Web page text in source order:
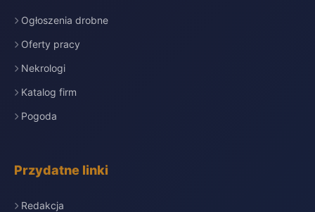
Ogłoszenia drobne
Oferty pracy
Nekrologi
Katalog firm
Pogoda
Przydatne linki
Redakcja